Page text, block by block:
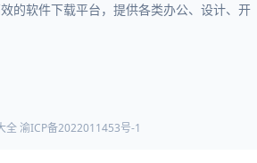
的软件下载平台，提供各类办公、设计、开
全渝ICP备2022011453号-1